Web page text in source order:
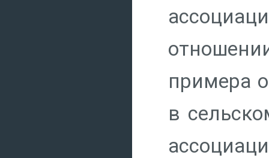
примера
в